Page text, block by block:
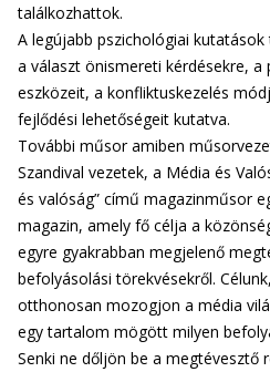
találkozhattok.
A legújabb pszichológiai
a választ önismereti kérdésekre, a
eszközeit, a konfliktuskezelés
fejlődési lehetőségeit kutatva.
További műsor amiben
Szandival vezetek, a Média és
és valóság” című magazinműsor
magazin, amely fő célja a
egyre gyakrabban megjelenő
befolyásolási törekvésekről.
otthonosan mozogjon a média
egy tartalom mögött milyen
Senki ne dőljön be a megtévesztő